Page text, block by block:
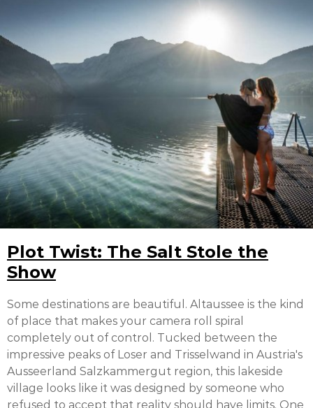
Plot Twist: The Salt Stole the
Show
Some destinations are beautiful. Altaussee is the kind
of place that makes your camera roll spiral
completely out of control. Tucked between the
impressive peaks of Loser and Trisselwand in Austria's
Ausseerland Salzkammergut region, this lakeside
village looks like it was designed by someone who
refused to accept that reality should have limits. One